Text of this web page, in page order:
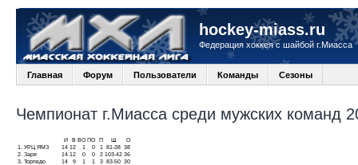
hockey-miass.ru
Федерация хоккея с шайбой г.Миасса
Главная Форум Пользователи Команды Сезоны
Чемпионат г.Миасса среди мужских команд
И В ВО ПО П
О
1.
УРЦ ЯМЗ 14 12 1 0 1 81-38 38
2. Заря 14 12 0 0 2 103-42 36
3. Торпедо 14 9 1 1 3 83-50 30